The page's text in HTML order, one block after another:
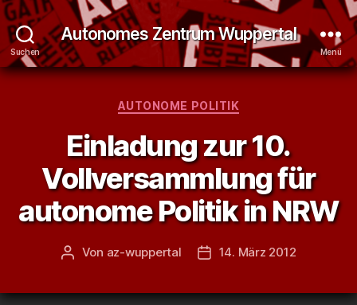
Suchen
Autonomes Zentrum Wuppertal
Menü
Kategorien
AUTONOME POLITIK
Einladung zur 10.
Vollversammlung für
autonome Politik in NRW
Beitragsautor
Von az-wuppertal Veröffentlichungsdatum
14. März 2012